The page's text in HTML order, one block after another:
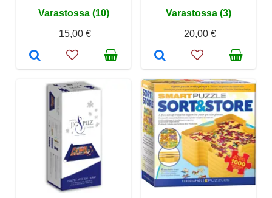
Varastossa (10)
15,00 €
Varastossa (3)
20,00 €